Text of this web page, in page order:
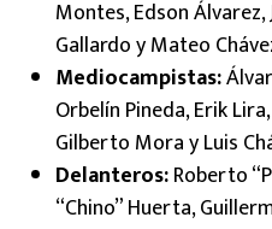
Montes, Edson Álvarez,
Gallardo y Mateo
Mediocampistas:
Orbelín Pineda, Erik
Gilberto Mora y Luis
Delanteros:Roberto
“Chino” Huerta,